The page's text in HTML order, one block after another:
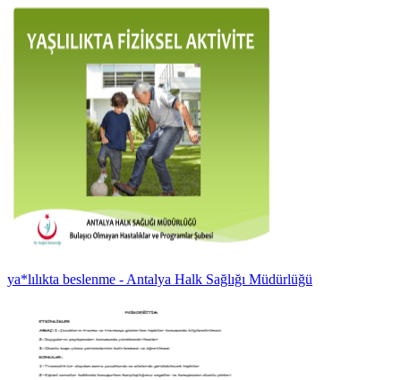
ya*lılıkta beslenme - Antalya Halk Sağlığı Müdürlüğü